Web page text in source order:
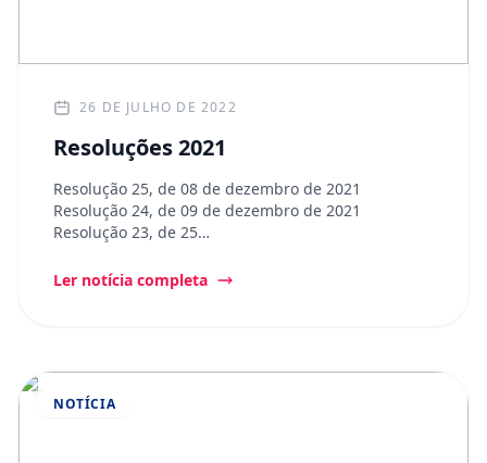
26 DE JULHO DE 2022
Resoluções 2021
Resolução 25, de 08 de dezembro de 2021
Resolução 24, de 09 de dezembro de 2021
Resolução 23, de 25…
Ler notícia completa
NOTÍCIA